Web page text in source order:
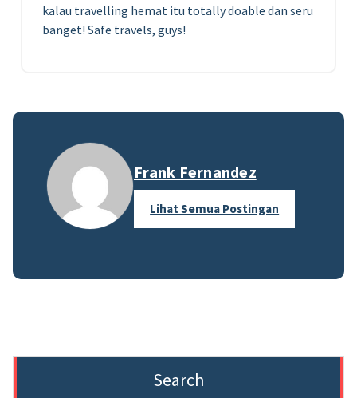
kalau travelling hemat itu totally doable dan seru
banget! Safe travels, guys!
Frank Fernandez
Lihat Semua Postingan
Search